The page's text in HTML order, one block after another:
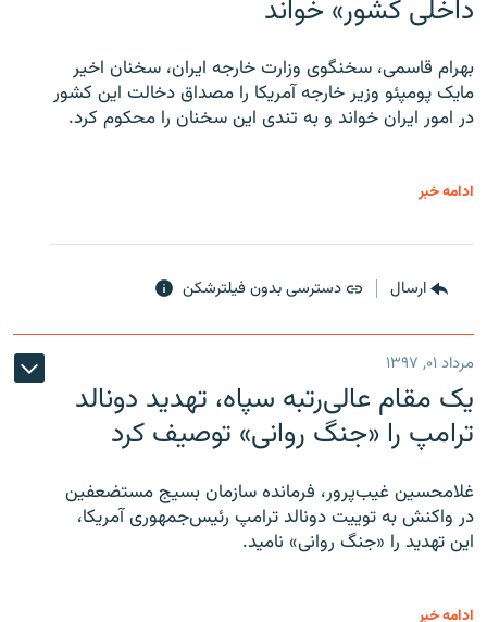
داخلی کشور» خواند
بهرام قاسمی، سخنگوی وزارت خارجه ایران، سخنان اخیر
مایک پومپئو وزیر خارجه آمریکا را مصداق دخالت این کشور
در امور ایران خواند و به تندی این سخنان را محکوم کرد.
ادامه خبر
ارسال دسترسی بدون فیلترشکن
مرداد ۰۱, ۱۳۹۷
یک مقام عالی‌رتبه سپاه، تهدید دونالد
ترامپ را «جنگ روانی» توصیف کرد
غلامحسین غیب‌پرور، فرمانده سازمان بسیج مستضعفین
در واکنش به توییت دونالد ترامپ رئیس‌جمهوری آمریکا،
این تهدید را «جنگ روانی» نامید.
ادامه خبر